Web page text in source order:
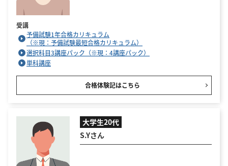
受講
予備試験1年合格カリキュラム
（※現：予備試験最短合格カリキュラム）
選択科目3講座パック（※現：4講座パック）
単科講座
合格体験記はこちら
大学生20代
S.Yさん